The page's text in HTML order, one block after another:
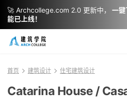
首页 建筑设计 住宅建筑设计
Catarina House /
🚀 Archcollege.com 2.0 更新中，
一键
能已上线！